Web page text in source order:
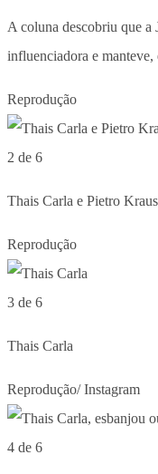
A coluna descobriu que a
influenciadora e manteve,
Reprodução
2 de 6
Thais Carla e Pietro
Reprodução
3 de 6
Thais Carla
Reprodução/ Instagram
4 de 6